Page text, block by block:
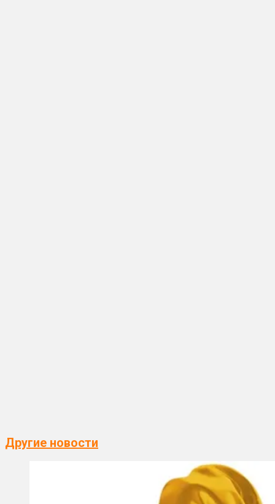
Другие новости